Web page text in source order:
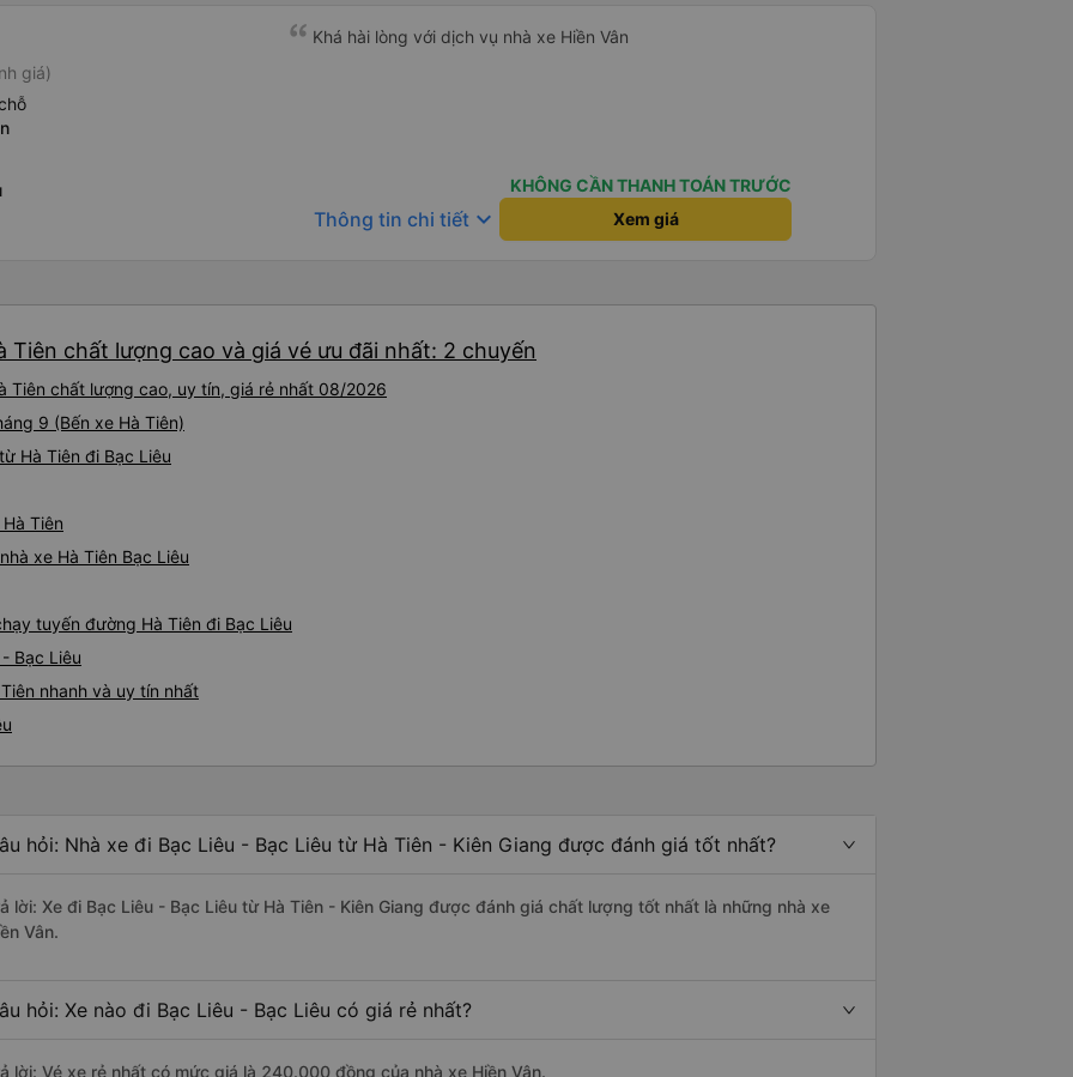
giá)
Khá hài lòng với dịch vụ nhà xe Hiền Vân
KHÔNG CẦN THANH TOÁN TRƯỚC
Thông tin chi tiết keyboard_arrow_down Xem giá
Tiên chất lượng cao và giá vé ưu đãi nhất: 2 chuyến
Tiên chất lượng cao, uy tín, giá rẻ nhất 08/2026
9 (Bến xe Hà Tiên)
Hà Tiên đi Bạc Liêu
Tiên
xe Hà Tiên Bạc Liêu
tuyến đường Hà Tiên đi Bạc Liêu
Bạc Liêu
nhanh và uy tín nhất
hỏi: Nhà xe đi Bạc Liêu - Bạc Liêu từ Hà Tiên - Kiên Giang được đánh giá tốt nhất?
lời: Xe đi Bạc Liêu - Bạc Liêu từ Hà Tiên - Kiên Giang được đánh giá chất lượng tốt nhất là những nhà xe
Vân.
hỏi: Xe nào đi Bạc Liêu - Bạc Liêu có giá rẻ nhất?
lời: Vé xe rẻ nhất có mức giá là 240.000 đồng của nhà xe Hiền Vân.